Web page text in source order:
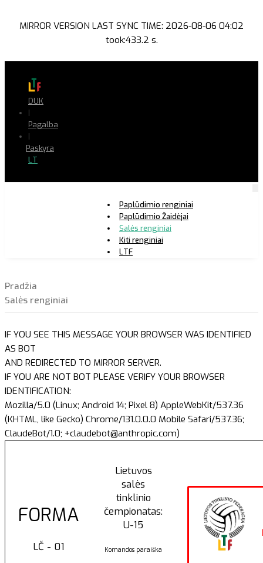
MIRROR VERSION LAST SYNC TIME: 2026-08-06 04:02
took:433.2 s.
DUK
|
Pagalba
|
Paskyra
LT
Paplūdimio renginiai
Paplūdimio Žaidėjai
Salės renginiai
Kiti renginiai
LTF
Pradžia
Salės renginiai
IF YOU SEE THIS MESSAGE YOUR BROWSER WAS IDENTIFIED
AS BOT
AND REDIRECTED TO MIRROR SERVER.
IF YOU ARE NOT BOT PLEASE VERIFY YOUR BROWSER
IDENTIFICATION:
Mozilla/5.0 (Linux; Android 14; Pixel 8) AppleWebKit/537.36
(KHTML, like Gecko) Chrome/131.0.0.0 Mobile Safari/537.36;
ClaudeBot/1.0; +claudebot@anthropic.com)
FORMA
LČ - 01
Lietuvos
salės
tinklinio
čempionatas:
U-15
Komandos paraiška